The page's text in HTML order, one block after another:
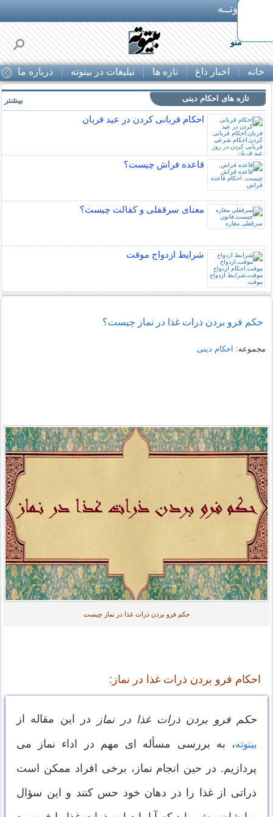
بـیتوتــه
منو
خانه اخبار داغ تازه ها تبلیغات در بیتوته درباره ما
تازه های احکام دینی
احکام قربانی کردن در عید قربان
قاعده فراش چیست؟
معنای سرقفلی و کفالت چیست؟
شرایط ازدواج موقت
بیشتر
حکم فرو بردن ذرات غذا در نماز چیست؟
مجموعه: احکام دینی
حکم فرو بردن ذرات غذا در نماز چیست
احکام فرو بردن ذرات غذا در نماز:
حکم فرو بردن ذرات غذا در نماز در این مقاله از
بیتوته، به بررسی مسأله ای مهم در اداء نماز می
پردازیم. در حین انجام نماز، برخی افراد ممکن است
ذراتی از غذا را در دهان خود حس کنند و این سؤال